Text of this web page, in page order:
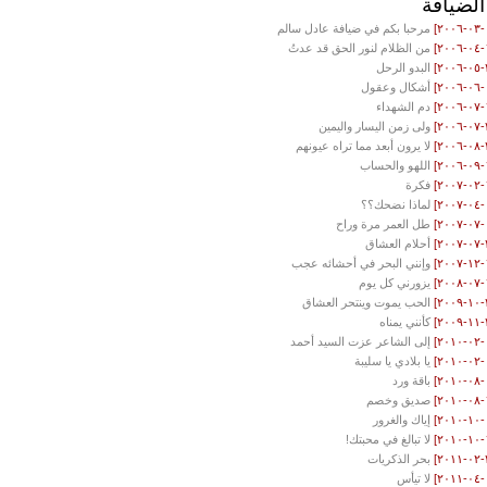
مرحبا بكم في ضيافة عادل سالم
من الظلام لنور الحق قد عدتُ
البدو الرحل
أشكال وعقول
دم الشهداء
ولى زمن اليسار واليمين
لا يرون أبعد مما تراه عيونهم
اللهو والحساب
فكرة
لماذا نضحك؟؟
طل العمر مرة وراح
أحلام العشاق
وإنني البحر في أحشائه عجب
يزورني كل يوم
الحب يموت وينتحر العشاق
كأنني يمناه
إلى الشاعر عزت السيد أحمد
يا بلادي يا سليبة
باقة ورد
صديق وخصم
إياك والغرور
لا تبالغ في محبتك!
بحر الذكريات
لا تيأس